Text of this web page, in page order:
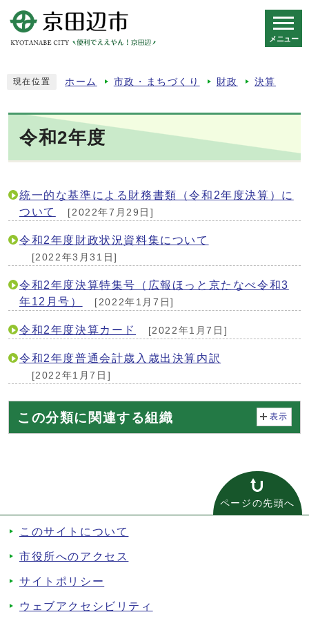
メニュー
現在位置 ホーム 市政・まちづくり 財政 決算
令和2年度
統一的な基準による財務書類（令和2年度決算）に
ついて
[2022年7月29日]
令和2年度財政状況資料集について
[2022年3月31日]
令和2年度決算特集号（広報ほっと京たなべ令和3
年12月号）
[2022年1月7日]
令和2年度決算カード [2022年1月7日]
令和2年度普通会計歳入歳出決算内訳
[2022年1月7日]
この分類に関連する組織 表示
ページの先頭へ
このサイトについて
市役所へのアクセス
サイトポリシー
ウェブアクセシビリティ